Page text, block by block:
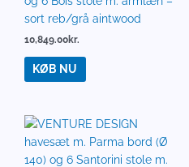
sort reb/grå aintwood
10,849.00kr.
KØB NU